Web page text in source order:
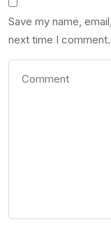
Save my name,
next time I comment.